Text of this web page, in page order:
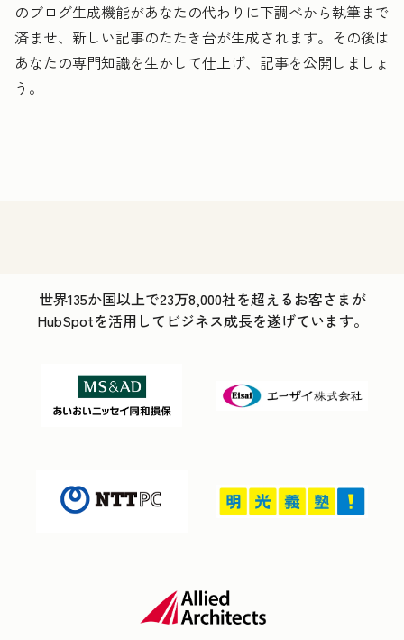
のブログ生成機能があなたの代わりに下調べから執筆まで
済ませ、新しい記事のたたき台が生成されます。その後は
あなたの専門知識を生かして仕上げ、記事を公開しましょ
う。
世界135か国以上で23万8,000社を超えるお客さまが
HubSpotを活用してビジネス成長を遂げています。